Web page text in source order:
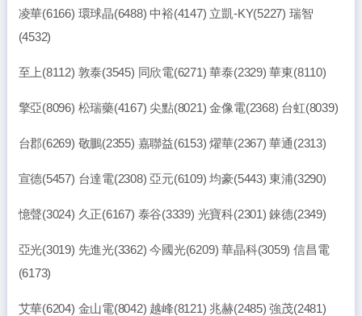
凌華(6166) 環球晶(6488) 中裕(4147) 立凱-KY(5227) 瑞智
(4532)
至上(8112) 敦泰(3545) 同欣電(6271) 華泰(2329) 華東(8110)
擎亞(8096) 松瑞藥(4167) 尖點(8021) 金像電(2368) 台虹(8039)
台郡(6269) 敬鵬(2355) 嘉聯益(6153) 燿華(2367) 華通(2313)
宣德(5457) 台達電(2308) 亞元(6109) 均豪(5443) 東浦(3290)
憶聲(3024) 久正(6167) 泰谷(3339) 光寶科(2301) 錸德(2349)
亞光(3019) 先進光(3362) 今國光(6209) 華晶科(3059) 信昌電
(6173)
艾華(6204) 金山電(8042) 越峰(8121) 兆赫(2485) 強茂(2481)